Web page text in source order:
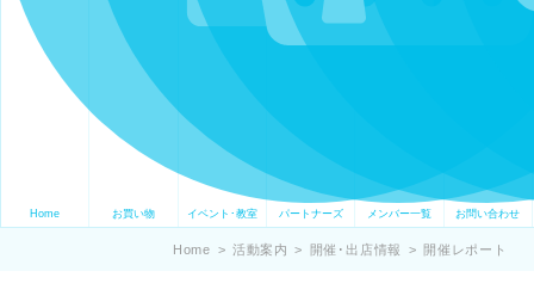
Home お買い物 イベント･教室 パートナーズ メンバー一覧 お問い合わせ
Home > 活動案内 > 開催･出店情報 > 開催レポート